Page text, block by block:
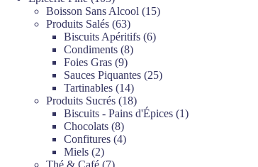
produits
Boisson Sans Alcool 1515
Produits Salés 6363
produits
Biscuits Apéritifs 66
Condiments 88
Foies Gras 99
produits
Sauces Piquantes 2525
Tartinables 1414
produits
Produits Sucrés 1818
produits
Biscuits - Pains d'Épices 11
Chocolats 88
produits
Confitures 44
Miels 22
produits
Thé & Café 77